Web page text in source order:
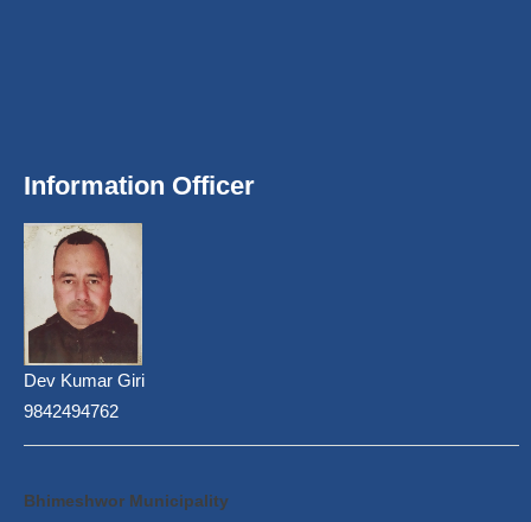
Information Officer
Dev Kumar Giri
9842494762
Bhimeshwor Municipality